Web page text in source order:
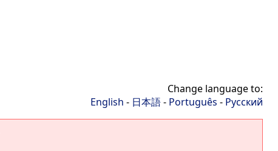
Change language to:
English - 日本語- Português - Русский